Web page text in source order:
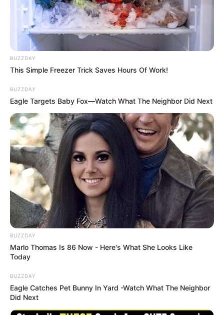
BUZZDAY
This Simple Freezer Trick Saves Hours Of Work!
BUZZDAY
Eagle Targets Baby Fox—Watch What The Neighbor Did Next
BUZZDAY
Marlo Thomas Is 86 Now - Here's What She Looks Like
Today
BUZZDAY
Eagle Catches Pet Bunny In Yard -Watch What The Neighbor
Did Next